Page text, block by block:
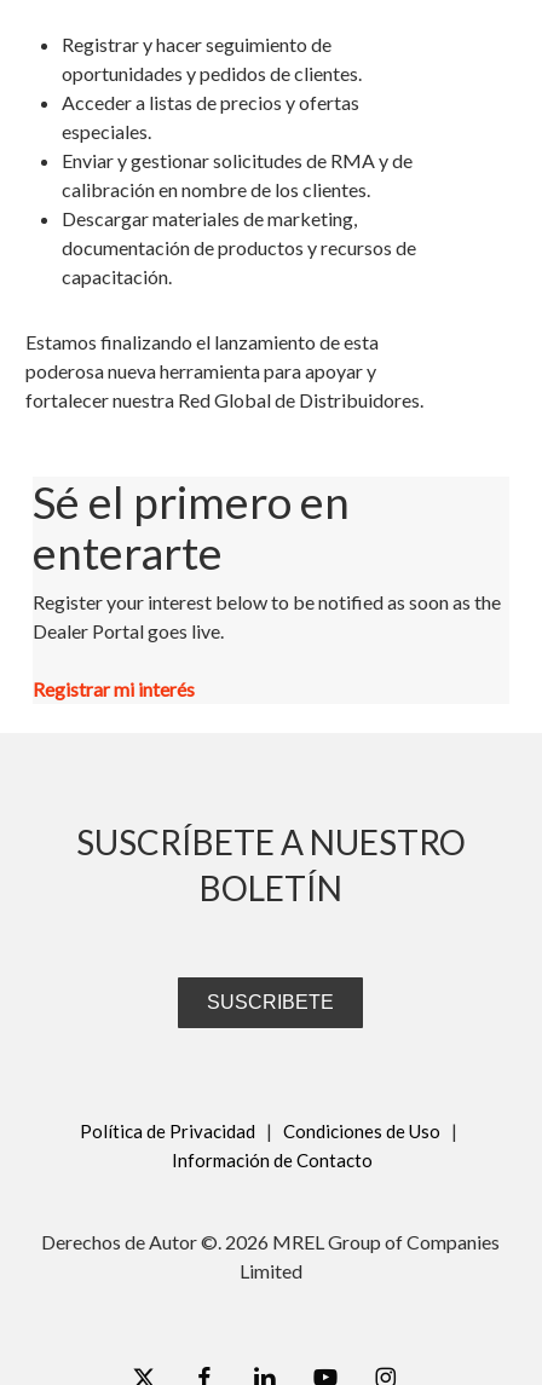
Registrar y hacer seguimiento de
oportunidades y pedidos de clientes.
Acceder a listas de precios y ofertas
especiales.
Enviar y gestionar solicitudes de RMA y de
calibración en nombre de los clientes.
Descargar materiales de marketing,
documentación de productos y recursos de
capacitación.
Estamos finalizando el lanzamiento de esta
poderosa nueva herramienta para apoyar y
fortalecer nuestra Red Global de Distribuidores.
Sé el primero en
enterarte
Register your interest below to be notified as soon as the
Dealer Portal goes live.
Registrar mi interés
SUSCRÍBETE A NUESTRO
BOLETÍN
SUSCRIBETE
Política de Privacidad |Condiciones de Uso |
Información de Contacto
Derechos de Autor ©. 2026 MREL Group of Companies
Limited
x- facebooklinkedin youtubeinstagram